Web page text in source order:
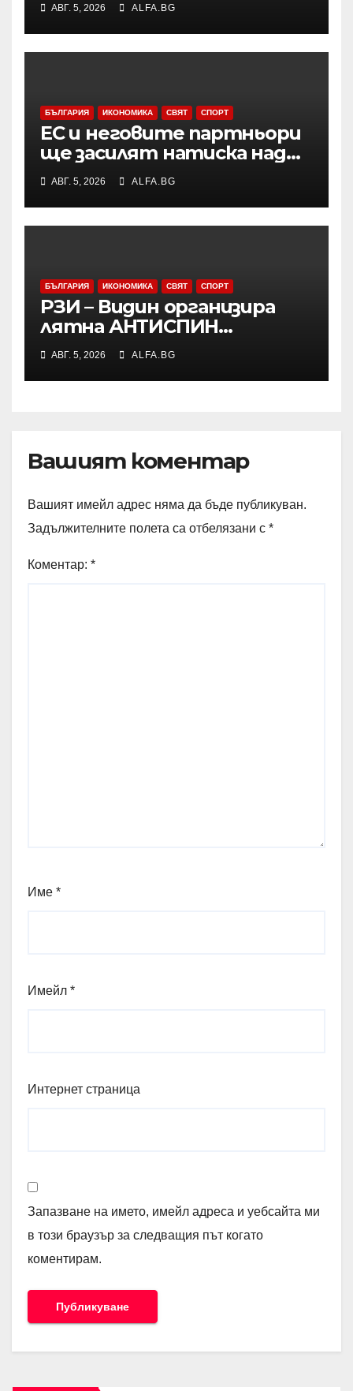
жилищни сгради
АВГ. 5, 2026 ALFA.BG
БЪЛГАРИЯ ИКОНОМИКА СВЯТ СПОРТ
ЕС и неговите партньори
ще засилят натиска над
Русия чрез санкции и ще
продължат да подкрепят
Украйна във военно
отношение, подчерта
АВГ. 5, 2026 ALFA.BG
БЪЛГАРИЯ ИКОНОМИКА СВЯТ СПОРТ
РЗИ – Видин организира
лятна АНТИСПИН
кампания с безплатни и
анонимни изследвания
АВГ. 5, 2026 ALFA.BG
Вашият коментар
Вашият имейл адрес няма да бъде публикуван.
Задължителните полета са отбелязани с *
Коментар: *
Име *
Имейл *
Интернет страница
Запазване на името, имейл адреса и уебсайта ми
в този браузър за следващия път когато
коментирам.